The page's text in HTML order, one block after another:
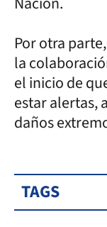
Por otra
la
el inicio de
estar alertas,
daños
TAGS